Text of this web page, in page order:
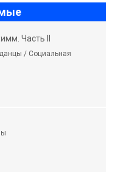
Часть II
/ Социальная